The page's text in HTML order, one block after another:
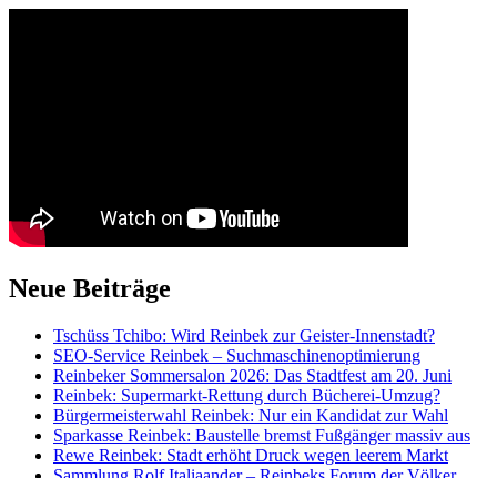
Neue Beiträge
Tschüss Tchibo: Wird Reinbek zur Geister-Innenstadt?
SEO-Service Reinbek – Suchmaschinenoptimierung
Reinbeker Sommersalon 2026: Das Stadtfest am 20. Juni
Reinbek: Supermarkt-Rettung durch Bücherei-Umzug?
Bürgermeisterwahl Reinbek: Nur ein Kandidat zur Wahl
Sparkasse Reinbek: Baustelle bremst Fußgänger massiv aus
Rewe Reinbek: Stadt erhöht Druck wegen leerem Markt